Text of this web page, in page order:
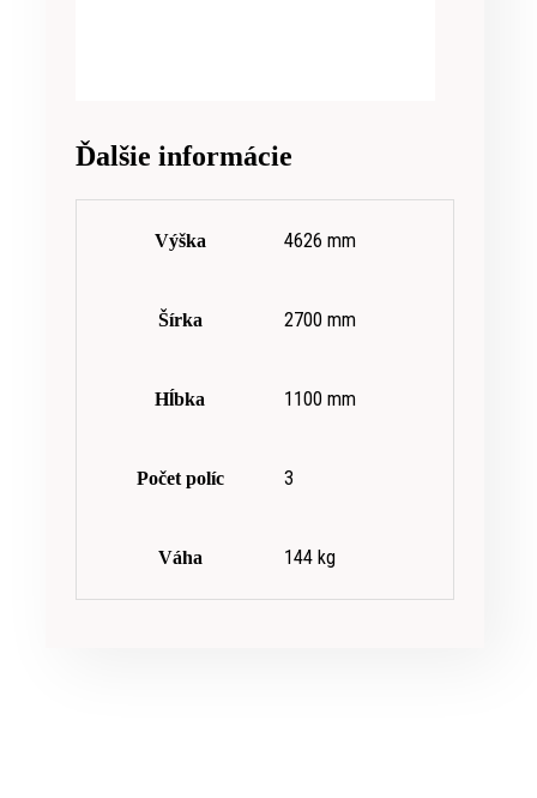
Ďalšie informácie
Výška 4626 mm
Šírka 2700 mm
Hĺbka 1100 mm
Počet políc 3
Váha 144 kg